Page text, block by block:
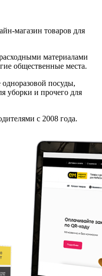
магазин товаров для
материалами
общественные места.
посуды,
уборки и прочего для
с 2008 года.